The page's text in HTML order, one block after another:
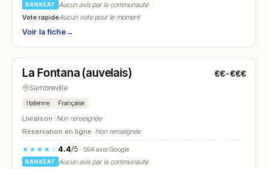
RANKEAT
Aucun avis par la communauté
Vote rapideAucun vote pour le moment
Voir la fiche→
N° 28
La Fontana (auvelais) €€-€€€
Sambreville
Italienne Française
Livraison :Non renseignée
Réservation en ligne :Non renseignée
★★★★☆4.4/5· 594 avis Google
RANKEAT
Aucun avis par la communauté